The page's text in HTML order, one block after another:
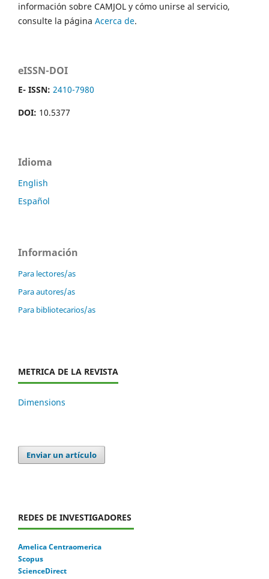
información sobre CAMJOL y cómo unirse al servicio,
consulte la página Acerca de.
eISSN-DOI
E- ISSN: 2410-7980
DOI: 10.5377
Idioma
English
Español
Información
Para lectores/as
Para autores/as
Para bibliotecarios/as
METRICA DE LA REVISTA
Dimensions
Enviar un artículo
REDES DE INVESTIGADORES
Amelica Centraomerica
Scopus
ScienceDirect